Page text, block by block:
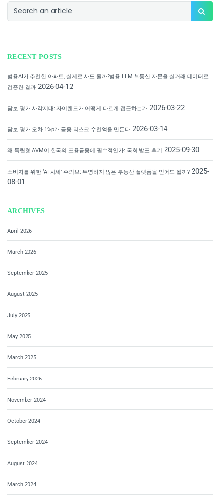
RECENT POSTS
범용AI가 추천한 아파트, 실제로 사도 될까?범용 LLM 부동산 자문을 실거래 데이터로
검증한 결과 2026-04-12
담보 평가 사각지대: 자이랜드가 어떻게 다르게 접근하는가 2026-03-22
담보 평가 오차 1%p가 금융 리스크 수천억을 만든다 2026-03-14
왜 독립형 AVM이 한국의 포용금융에 필수적인가: 국회 발표 후기 2025-09-30
소비자를 위한 ‘AI 시세’ 주의보: 투명하지 않은 부동산 플랫폼을 믿어도 될까? 2025-
08-01
ARCHIVES
April 2026
March 2026
September 2025
August 2025
July 2025
May 2025
March 2025
February 2025
November 2024
October 2024
September 2024
August 2024
March 2024